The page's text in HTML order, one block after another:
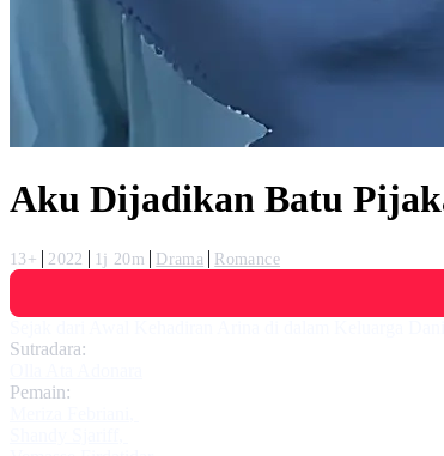
Aku Dijadikan Batu
13+ 2022 1j 20m Drama
Romance
Sutradara:
Pemain: